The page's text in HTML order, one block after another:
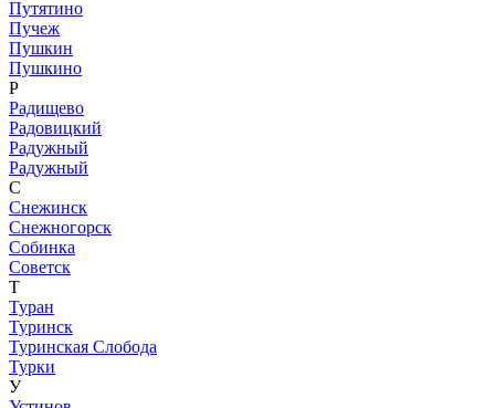
Путятино
Пучеж
Пушкин
Пушкино
Р
Радищево
Радовицкий
Радужный
Радужный
С
Снежинск
Снежногорск
Собинка
Советск
Т
Туран
Туринск
Туринская Слобода
Турки
У